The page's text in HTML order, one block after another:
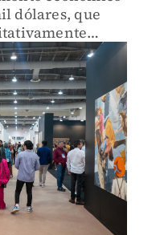
dólares, que
y el galerista.